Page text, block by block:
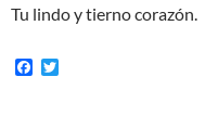
Tu lindo y tierno corazón.
F